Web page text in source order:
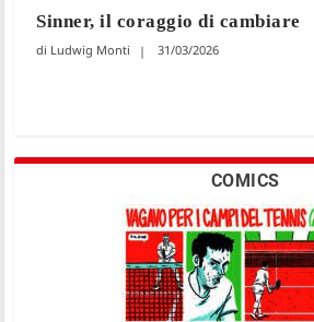
Sinner, il coraggio di cambiare
Ludwig Monti 31/03/2026
COMICS